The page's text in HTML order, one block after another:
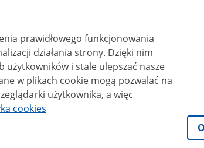
publikowane w serwisie (z wyłączeniem treści
licencji typu Creative Commons: uznanie autorstwa - na
(CC BY-SA 4.0). Materiały audiowizualne, w tym zdjęcia,
na licencji typu Creative Commons: uznanie autorstwa
4.0 (CC BY-NC-ND 4.0), o ile nie jest to stwierdzone
prawidłowego funkcjonowania
strony. Dzięki nim
i stale ulepszać nasze
użytkownika, a więc
cookies